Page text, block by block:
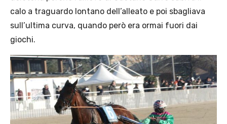
calo a traguardo lontano dell’alleato e poi sbagliava
sull’ultima curva, quando però era ormai fuori dai
giochi.